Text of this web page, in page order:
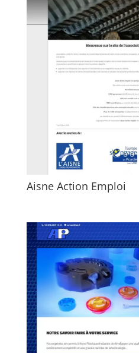
Aisne Action Emploi